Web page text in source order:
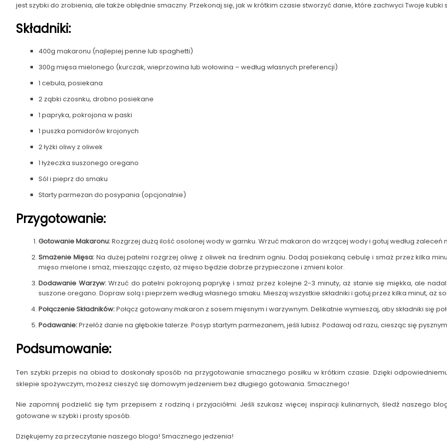
jest szybki do zrobienia, ale także obłędnie smaczny. Przekonaj się, jak w krótkim czasie stworzyć danie, które zachwyci Twoje kubki
Składniki:
400g makaronu (najlepiej penne lub spaghetti)
300g mięsa mielonego (kurczak, wieprzowina lub wołowina – według własnych preferencji)
1 cebula, posiekana
2 ząbki czosnku, drobno posiekane
1 papryka, pokrojona w paski
1 puszka pomidorów krojonych
2 łyżki oliwy z oliwek
1 łyżeczka suszonego oregano
Sól i pieprz do smaku
Starty parmezan do posypania (opcjonalnie)
Przygotowanie:
Gotowanie Makaronu:Rozgrzej dużą ilość osolonej wody w garnku. Wrzuć makaron do wrzącej wody i gotuj według
Smażenie Mięsa:Na dużej patelni rozgrzej oliwę z oliwek na średnim ogniu. Dodaj posiekaną cebulę i smaż przez kilka
mięso mielone i smaż, mieszając często, aż mięso będzie dobrze przypieczone i zmieni kolor.
Dodawanie Warzyw:Wrzuć do patelni pokrojoną paprykę i smaż przez kolejne 2-3 minuty, aż stanie się miękka, ale
suszone oregano. Dopraw solą i pieprzem według własnego smaku. Mieszaj wszystkie składniki i gotuj przez kilka minut, aż
Połączenie Składników:Połącz gotowany makaron z sosem mięsnym i warzywnym. Delikatnie wymieszaj, aby składniki się
Podawanie:Przełóż danie na głębokie talerze. Posyp startym parmezanem, jeśli lubisz. Podawaj od razu, ciesząc się
Podsumowanie:
Ten szybki przepis na obiad to doskonały sposób na przygotowanie smacznego posiłku w krótkim czasie. Dzięki
sklepie spożywczym, możesz cieszyć się domowym jedzeniem bez długiego gotowania. Smacznego!
Nie zapomnij podzielić się tym przepisem z rodziną i przyjaciółmi. Jeśli szukasz więcej inspiracji kulinarnych, śledź naszego
gotowane w szybki i prosty sposób.
Dziękujemy za przeczytanie naszego bloga! Smacznego jedzenia!